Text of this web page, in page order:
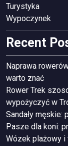
Turystyka
Wypoczynek
Recent
Naprawa
warto znać
Rower Trek
wypożyczyć w
Sandały
Pasze dla koni:
Wózek plażowy